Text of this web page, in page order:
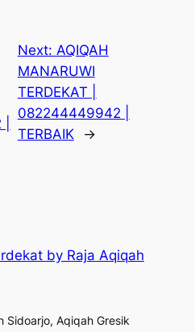
Next: AQIQAH
MANARUWI
TERDEKAT |
082244449942 |
TERBAIK
→
by Raja Aqiqah
Sidoarjo, Aqiqah Gresik